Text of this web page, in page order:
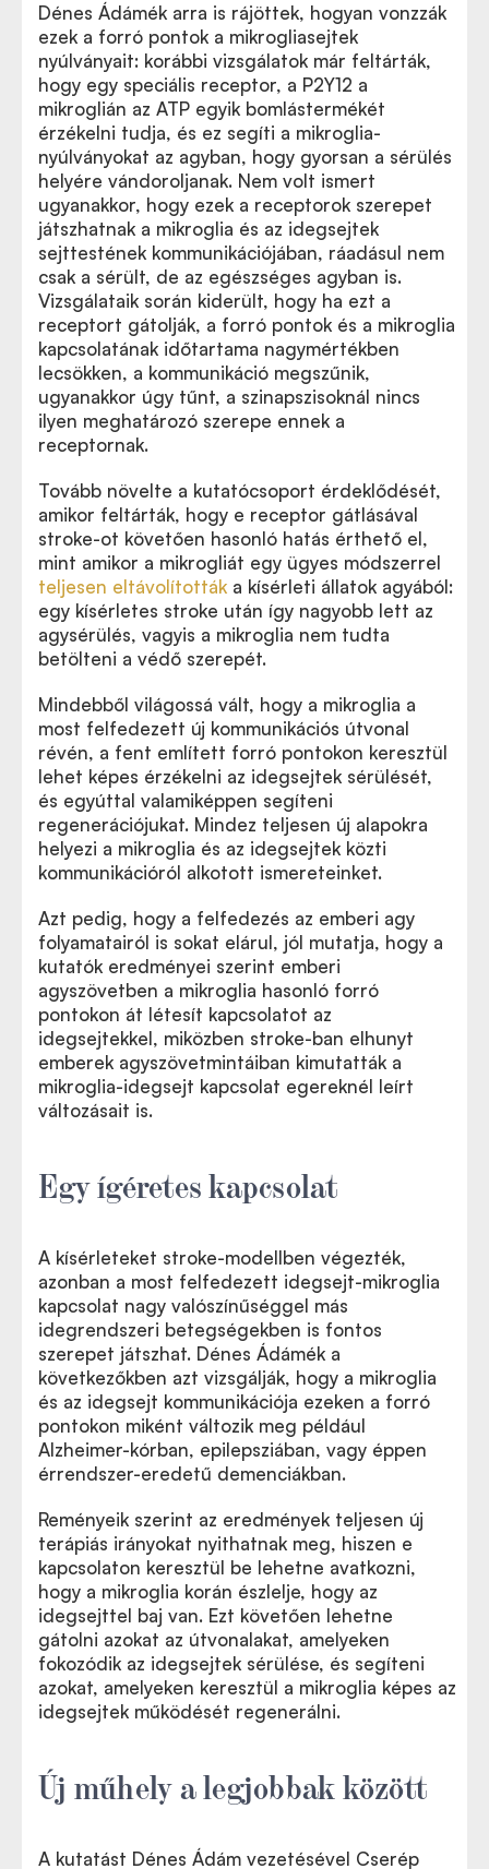
Dénes Ádámék arra is rájöttek, hogyan vonzzák
ezek a forró pontok a mikrogliasejtek
nyúlványait: korábbi vizsgálatok már feltárták,
hogy egy speciális receptor, a P2Y12 a
mikroglián az ATP egyik bomlástermékét
érzékelni tudja, és ez segíti a mikroglia-
nyúlványokat az agyban, hogy gyorsan a sérülés
helyére vándoroljanak. Nem volt ismert
ugyanakkor, hogy ezek a receptorok szerepet
játszhatnak a mikroglia és az idegsejtek
sejttestének kommunikációjában, ráadásul nem
csak a sérült, de az egészséges agyban is.
Vizsgálataik során kiderült, hogy ha ezt a
receptort gátolják, a forró pontok és a mikroglia
kapcsolatának időtartama nagymértékben
lecsökken, a kommunikáció megszűnik,
ugyanakkor úgy tűnt, a szinapszisoknál nincs
ilyen meghatározó szerepe ennek a
receptornak.
Tovább növelte a kutatócsoport érdeklődését,
amikor feltárták, hogy e receptor gátlásával
stroke-ot követően hasonló hatás érthető el,
mint amikor a mikrogliát egy ügyes módszerrel
teljesen eltávolították a kísérleti állatok agyából:
egy kísérletes stroke után így nagyobb lett az
agysérülés, vagyis a mikroglia nem tudta
betölteni a védő szerepét.
Mindebből világossá vált, hogy a mikroglia a
most felfedezett új kommunikációs útvonal
révén, a fent említett forró pontokon keresztül
lehet képes érzékelni az idegsejtek sérülését,
és egyúttal valamiképpen segíteni
regenerációjukat. Mindez teljesen új alapokra
helyezi a mikroglia és az idegsejtek közti
kommunikációról alkotott ismereteinket.
Azt pedig, hogy a felfedezés az emberi agy
folyamatairól is sokat elárul, jól mutatja, hogy a
kutatók eredményei szerint emberi
agyszövetben a mikroglia hasonló forró
pontokon át létesít kapcsolatot az
idegsejtekkel, miközben stroke-ban elhunyt
emberek agyszövetmintáiban kimutatták a
mikroglia-idegsejt kapcsolat egereknél leírt
változásait is.
Egy ígéretes kapcsolat
A kísérleteket stroke-modellben végezték,
azonban a most felfedezett idegsejt-mikroglia
kapcsolat nagy valószínűséggel más
idegrendszeri betegségekben is fontos
szerepet játszhat. Dénes Ádámék a
következőkben azt vizsgálják, hogy a mikroglia
és az idegsejt kommunikációja ezeken a forró
pontokon miként változik meg például
Alzheimer-kórban, epilepsziában, vagy éppen
érrendszer-eredetű demenciákban.
Reményeik szerint az eredmények teljesen új
terápiás irányokat nyithatnak meg, hiszen e
kapcsolaton keresztül be lehetne avatkozni,
hogy a mikroglia korán észlelje, hogy az
idegsejttel baj van. Ezt követően lehetne
gátolni azokat az útvonalakat, amelyeken
fokozódik az idegsejtek sérülése, és segíteni
azokat, amelyeken keresztül a mikroglia képes az
idegsejtek működését regenerálni.
Új műhely a legjobbak között
A kutatást Dénes Ádám vezetésével Cserép